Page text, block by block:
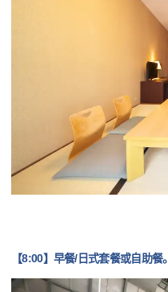
【8:00】早餐/日式套餐或自助餐。